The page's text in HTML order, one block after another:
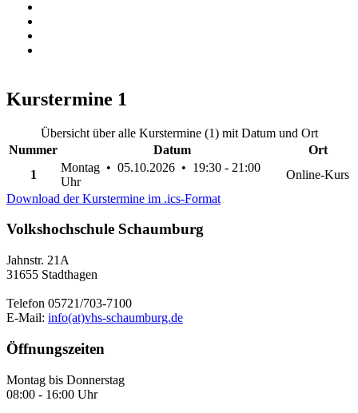
Kurstermine 1
Übersicht über alle Kurstermine (1) mit Datum und Ort
Nummer
Datum
Ort
1
Montag • 05.10.2026 • 19:30 - 21:00
Uhr
Online-Kurs
Download der Kurstermine im .ics-Format
Volkshochschule Schaumburg
Jahnstr. 21A
31655 Stadthagen
Telefon 05721/703-7100
E-Mail: info(at)vhs-schaumburg.de
Öffnungszeiten
Montag bis Donnerstag
08:00 - 16:00 Uhr